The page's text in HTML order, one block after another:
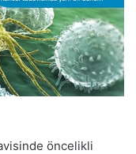
öncelikli